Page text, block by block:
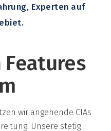
Experten auf
Features
wir angehende CIAs
Unsere stetig